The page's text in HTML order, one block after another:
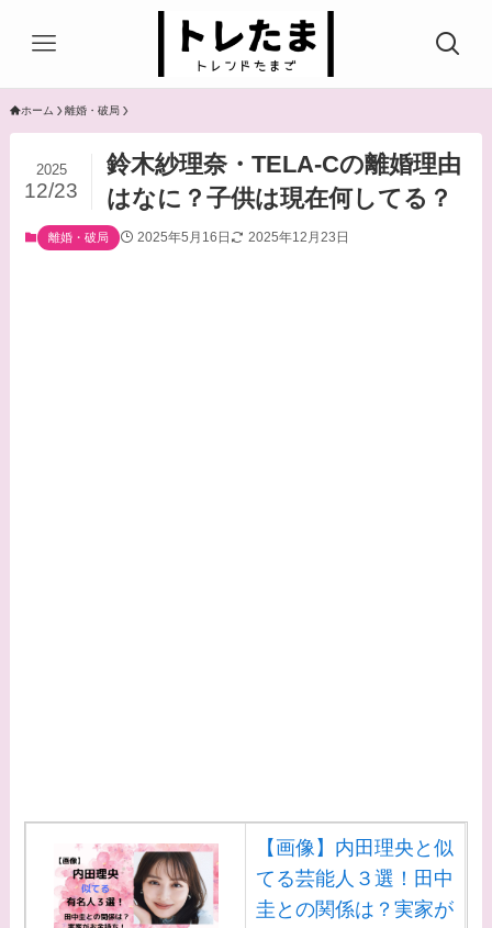
ホーム 離婚・破局
鈴木紗理奈・TELA-Cの離婚理由
はなに？子供は現在何してる？
2025
12/23
離婚・破局 2025年5月16日 2025年12月23日
【画像】内田理央と似
てる芸能人３選！田中
圭との関係は？実家が